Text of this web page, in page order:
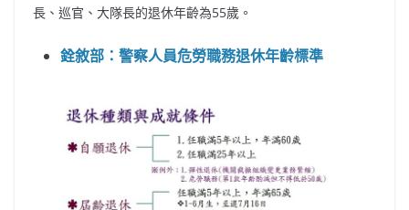
長、巡官、大隊長的退休年齡為55歲。
銓敘部：警察人員危勞職務退休年齡標準